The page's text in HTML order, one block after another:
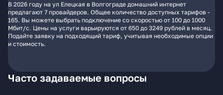
В 2026 году на ул Елецкая в Волгограде домашний интернет
предлагают 7 провайдеров. Общее количество доступных тарифов -
165. Вы можете выбрать подключение со скоростью от 100 до 1000
Мбит/с. Цены на услуги варьируются от 650 до 3249 рублей в месяц.
Подайте заявку на подходящий тариф, учитывая необходимые опции
и стоимость.
Часто задаваемые вопросы